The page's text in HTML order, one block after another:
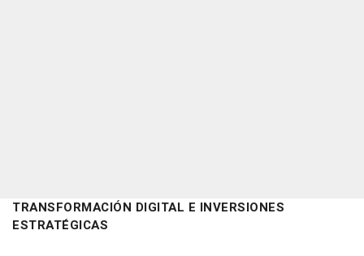
TRANSFORMACIÓN DIGITAL E INVERSIONES
ESTRATÉGICAS